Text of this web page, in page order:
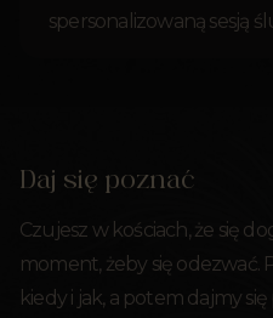
spersonalizowaną sesją
Daj się poznać
Czujesz w kościach, że się
moment, żeby się odezwać.
kiedy i jak, a potem dajmy